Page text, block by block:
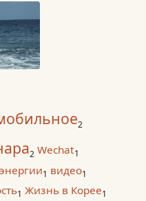
2
2 Wechat1
1 видео1
1 Жизнь в Корее1